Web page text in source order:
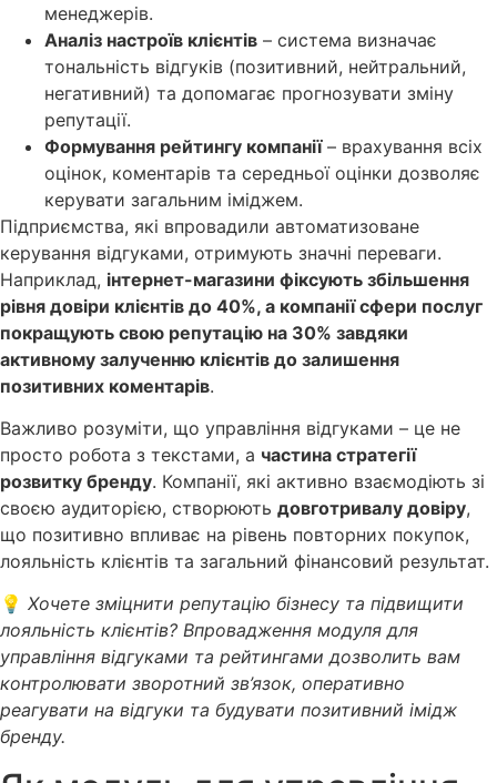
менеджерів.
Аналіз настроїв клієнтів – система визначає
тональність відгуків (позитивний, нейтральний,
негативний) та допомагає прогнозувати зміну
репутації.
Формування рейтингу компанії– врахування всіх
оцінок, коментарів та середньої оцінки дозволяє
керувати загальним іміджем.
Підприємства, які впровадили автоматизоване
керування відгуками, отримують значні переваги.
Наприклад, інтернет-магазини фіксують збільшення
рівня довіри клієнтів до 40%, а компанії сфери послуг
покращують свою репутацію на 30% завдяки
активному залученню клієнтів до залишення
позитивних коментарів.
Важливо розуміти, що управління відгуками – це не
просто робота з текстами, а частина стратегії
розвитку бренду. Компанії, які активно взаємодіють зі
своєю аудиторією, створюють довготривалу довіру,
що позитивно впливає на рівень повторних покупок,
лояльність клієнтів та загальний фінансовий результат.
💡 Хочете зміцнити репутацію бізнесу та підвищити
лояльність клієнтів? Впровадження модуля для
управління відгуками та рейтингами дозволить вам
контролювати зворотний зв’язок, оперативно
реагувати на відгуки та будувати позитивний імідж
бренду.